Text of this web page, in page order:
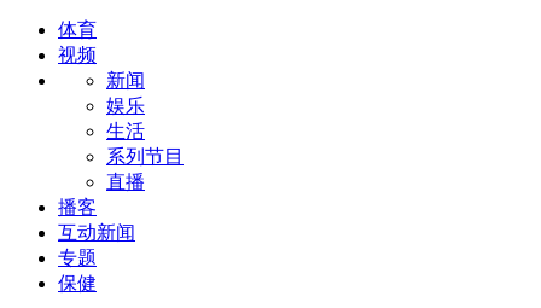
体育
视频
新闻
娱乐
生活
系列节目
直播
播客
互动新闻
专题
保健